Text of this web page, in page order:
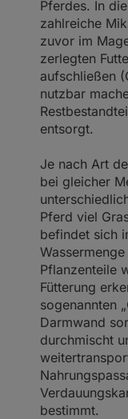
Pferdes. In
zahlreiche
zuvor im
zerlegten
aufschließen
nutzbar
entsorgt.
Je nach Art
bei gleicher
Pferd viel
befindet sich
Pflanzenteile
Fütterung
sogenannten
Darmwand
durchmischt
bestimmt.